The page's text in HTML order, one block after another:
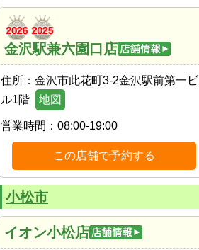
金沢駅兼六園口店
住所： 金沢市此花町3-2金沢駅前第一ビ
ル1階
地図
営業時間： 08:00-19:00
この店舗で予約する
小松市
イオン小松店